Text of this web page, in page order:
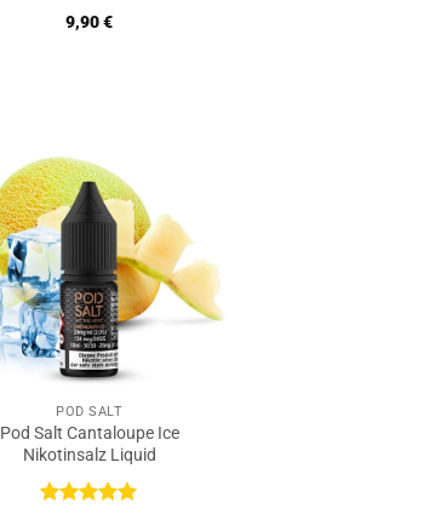
Bewertet
mit5von
9,90€
POD SALT
Pod Salt Cantaloupe Ice
Nikotinsalz Liquid